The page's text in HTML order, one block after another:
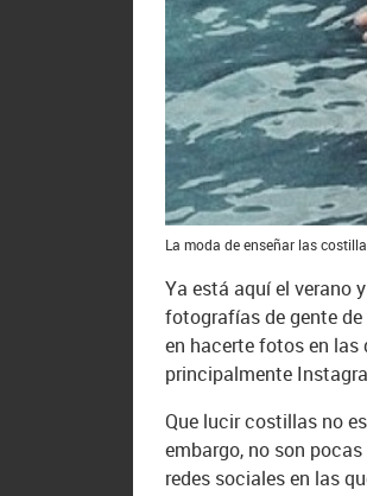
La moda de enseñar las
Ya está aquí el verano
fotografías de gente
en hacerte fotos en las
principalmente
Que lucir costillas no
embargo, no son pocas
redes sociales en las